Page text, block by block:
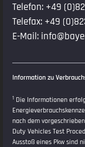
Telefon: +49
Telefax: +49
E-Mail:
Information zu
1 Die Informationen
nach dem
Duty Vehicles Test
Ausstoß eines Pkw sind